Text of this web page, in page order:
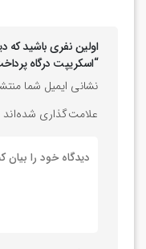
اولین نفری باشید که
“اسکریپت درگاه
نشانی ایمیل شما
علامت‌گذاری شده‌اند